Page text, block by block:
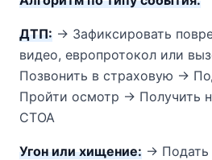
ДТП: → Зафиксировать
видео, европротокол или
Позвонить в страховую →
Пройти осмотр → Получить
СТОА
Угон или хищение: → Подать